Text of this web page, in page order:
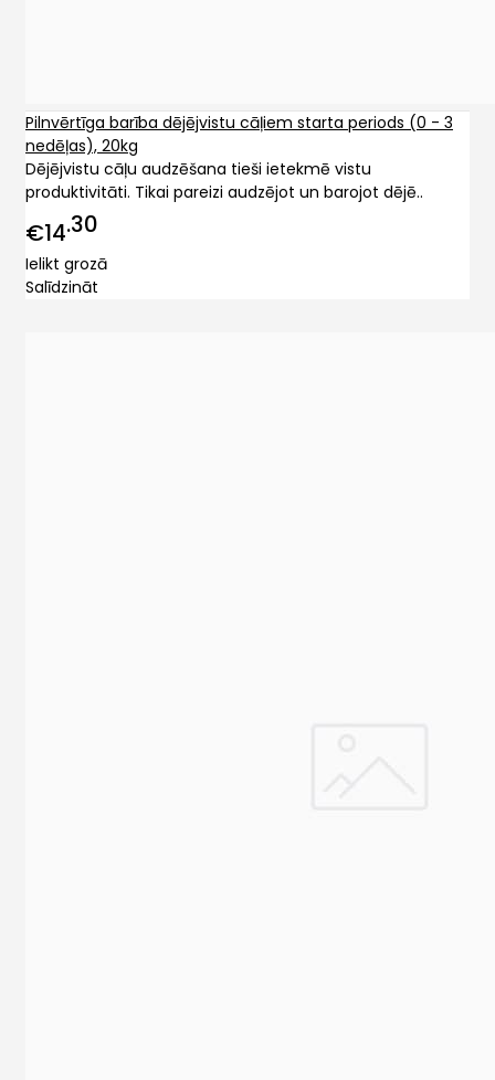
Pilnvērtīga barība dējējvistu cāļiem starta periods (0 - 3
nedēļas), 20kg
Dējējvistu cāļu audzēšana tieši ietekmē vistu
produktivitāti. Tikai pareizi audzējot un barojot dējē..
€14 30
Ielikt grozā
Salīdzināt